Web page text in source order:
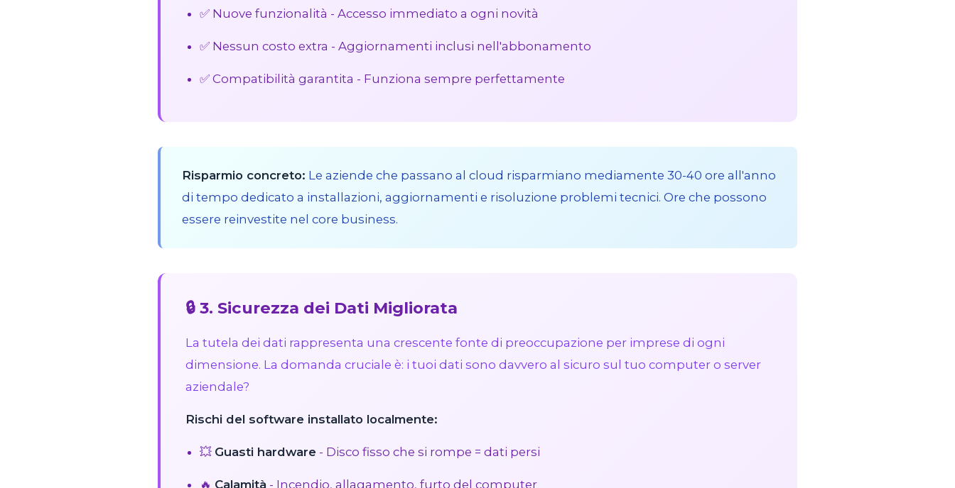
✅ Nuove funzionalità - Accesso immediato a ogni novità
✅ Nessun costo extra - Aggiornamenti inclusi nell'abbonamento
✅ Compatibilità garantita - Funziona sempre perfettamente
Risparmio concreto: Le aziende che passano al cloud risparmiano mediamente 30-40 ore all'anno
di tempo dedicato a installazioni, aggiornamenti e risoluzione problemi tecnici. Ore che possono
essere reinvestite nel core business.
🔒 3. Sicurezza dei Dati Migliorata
La tutela dei dati rappresenta una crescente fonte di preoccupazione per imprese di ogni
dimensione. La domanda cruciale è: i tuoi dati sono davvero al sicuro sul tuo computer o server
aziendale?
Rischi del software installato localmente:
💥 Guasti hardware - Disco fisso che si rompe = dati persi
🔥 Calamità - Incendio, allagamento, furto del computer